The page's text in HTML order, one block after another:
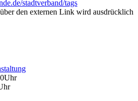
stadtverband/tags
den externen Link wird ausdrücklich